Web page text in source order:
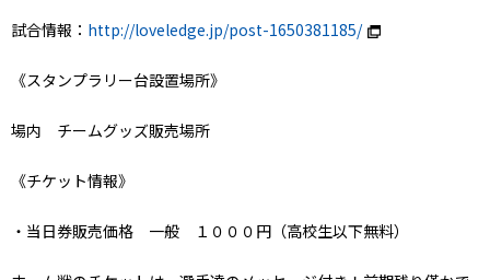
試合情報： http://loveledge.jp/post-1650381185/
《スタンプラリー台設置場所》
場内 チームグッズ販売場所
《チケット情報》
・当日券販売価格 一般 １０００円（高校生以下無料）